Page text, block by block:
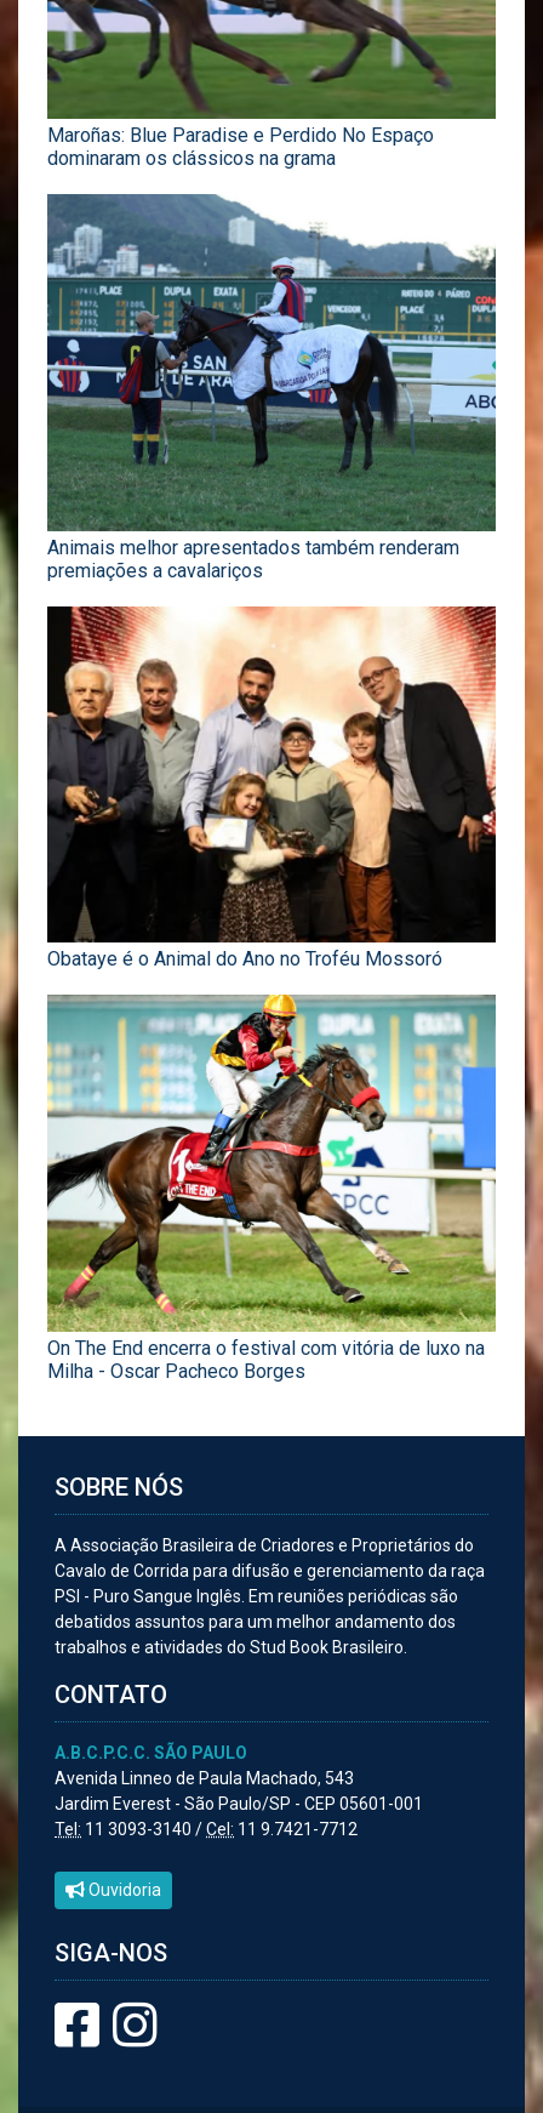
Maroñas: Blue Paradise e Perdido No Espaço
dominaram os clássicos na grama
Animais melhor apresentados também renderam
premiações a cavalariços
Obataye é o Animal do Ano no Troféu Mossoró
On The End encerra o festival com vitória de luxo na
Milha - Oscar Pacheco Borges
SOBRE NÓS
A Associação Brasileira de Criadores e Proprietários do
Cavalo de Corrida para difusão e gerenciamento da raça
PSI - Puro Sangue Inglês. Em reuniões periódicas são
debatidos assuntos para um melhor andamento dos
trabalhos e atividades do Stud Book Brasileiro.
CONTATO
A.B.C.P.C.C. SÃO PAULO
Avenida Linneo de Paula Machado, 543
Jardim Everest - São Paulo/SP - CEP 05601-001
Tel: 11 3093-3140 /Cel: 11 9.7421-7712
Ouvidoria
SIGA-NOS